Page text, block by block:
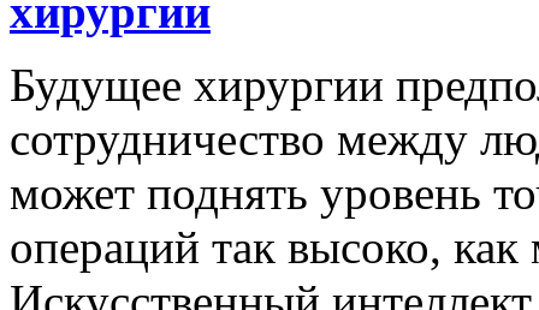
хирургии
Будущее хирургии
сотрудничество между
может поднять уровень
операций так высоко,